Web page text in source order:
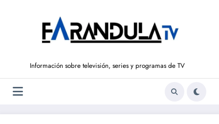
Información sobre televisión, series y programas de TV